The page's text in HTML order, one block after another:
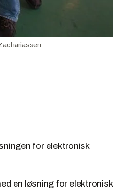
for elektronisk
en løsning for elektronisk